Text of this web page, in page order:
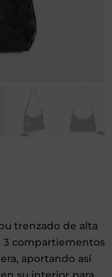
trenzado de alta
3 compartiementos
aportando así